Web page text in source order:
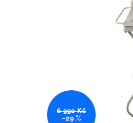
6 990 Kč
–29 %